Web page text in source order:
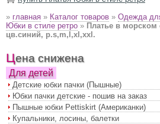
» главная » Каталог товаров » Одежда
Юбки в стиле ретро » Платье в морском
цв.синий, р.s,m,l,xl,xxl.
Цена снижена
Для детей
Детские юбки пачки (Пышные)
Юбки пачки детские - пошив на заказ
Пышные юбки Pettiskirt (Американки)
Купальники, лосины, балетки